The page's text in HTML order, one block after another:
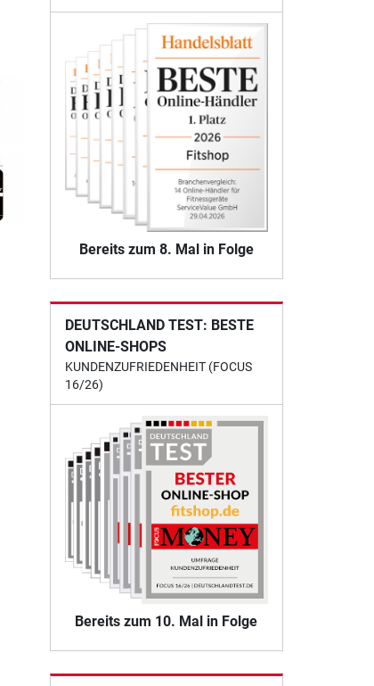
Bereits zum 8. Mal in Folge
DEUTSCHLAND TEST: BESTE
ONLINE-SHOPS
KUNDENZUFRIEDENHEIT (FOCUS
16/26)
Bereits zum 10. Mal in Folge